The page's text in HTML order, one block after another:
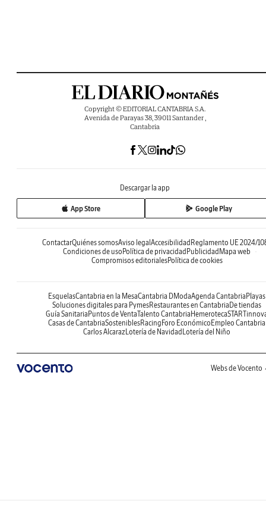
Copyright © EDITORIAL CANTABRIA S.A.
Avenida de Parayas 38, 39011 Santander ,
Cantabria
Descargar la app
App Store Google Play
ContactarQuiénes somosAviso legal Accesibilidad Reglamento UE 2024/
Condiciones de uso Política de privacidad Publicidad Mapa web
Compromisos editorialesPolítica de cookies
EsquelasCantabria en la MesaCantabria DModaAgenda Cantabria Playas
Soluciones digitales para PymesRestaurantes en Cantabria De tiendas
Guía Sanitaria Puntos de VentaTalento Cantabria Hemeroteca
Casas de CantabriaSosteniblesRacing Foro Económico Empleo Cantabria
Carlos AlcarazLotería de Navidad Lotería del Niño
Webs de Vocento